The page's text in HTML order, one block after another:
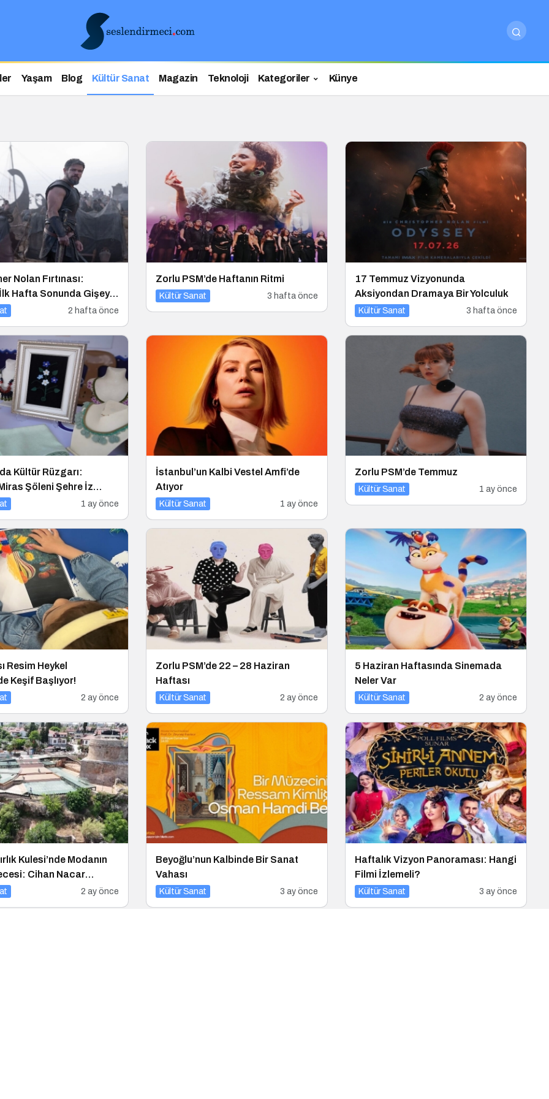
Yaşam Blog Kültür Sanat Magazin Teknoloji Kategoriler Künye
Nolan Fırtınası:
Hafta Sonunda Gişeyi
2 hafta önce
Zorlu PSM’de Haftanın Ritmi
Kültür Sanat 3 hafta önce
17 Temmuz Vizyonunda
Aksiyondan Dramaya Bir Yolculuk
Kültür Sanat 3 hafta önce
Kültür Rüzgarı:
Şöleni Şehre İz
1 ay önce
İstanbul’un Kalbi Vestel Amfi’de
Atıyor
Kültür Sanat 1 ay önce
Zorlu PSM’de Temmuz
Kültür Sanat 1 ay önce
Resim Heykel
Keşif Başlıyor!
2 ay önce
Zorlu PSM’de 22 – 28 Haziran
Haftası
Kültür Sanat 2 ay önce
5 Haziran Haftasında Sinemada
Neler Var
Kültür Sanat 2 ay önce
Kulesi’nde Modanın
Cihan Nacar
2 ay önce
Beyoğlu’nun Kalbinde Bir Sanat
Vahası
Kültür Sanat 3 ay önce
Haftalık Vizyon Panoraması: Hangi
Filmi İzlemeli?
Kültür Sanat 3 ay önce